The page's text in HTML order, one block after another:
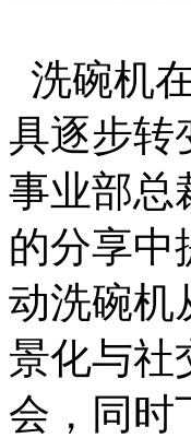
洗碗机
具逐步转
事业部总
的分享中
动洗碗机
景化与社
会，同时